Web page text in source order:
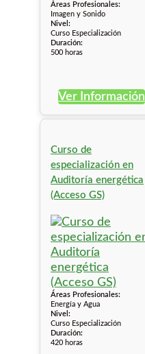
Áreas Profesionales:
Imagen y Sonido
Nivel:
Curso Especialización
Duración:
500 horas
Ver Información
Curso de
especialización en
Auditoría energética
(Acceso GS)
Áreas Profesionales:
Energía y Agua
Nivel:
Curso Especialización
Duración:
420 horas